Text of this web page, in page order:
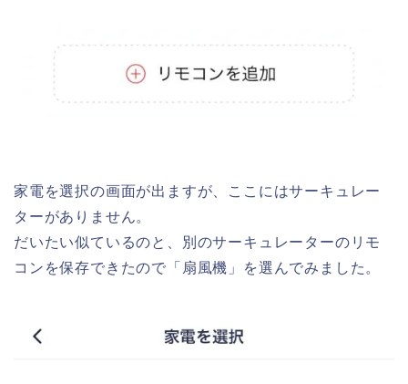
家電を選択の画面が出ますが、ここにはサーキュレー
ターがありません。
だいたい似ているのと、別のサーキュレーターのリモ
コンを保存できたので「扇風機」を選んでみました。